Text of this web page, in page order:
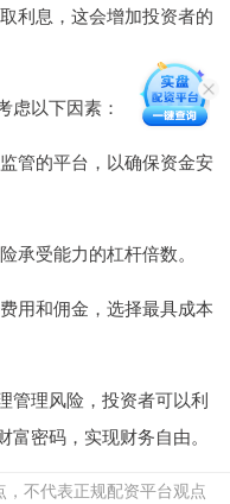
利息，这会增加投资者的
虑以下因素：
管的平台，以确保资金安
承受能力的杠杆倍数。
用和佣金，选择最具成本
管理风险，投资者可以利
密码，实现财务自由。
不代表正规配资平台观点